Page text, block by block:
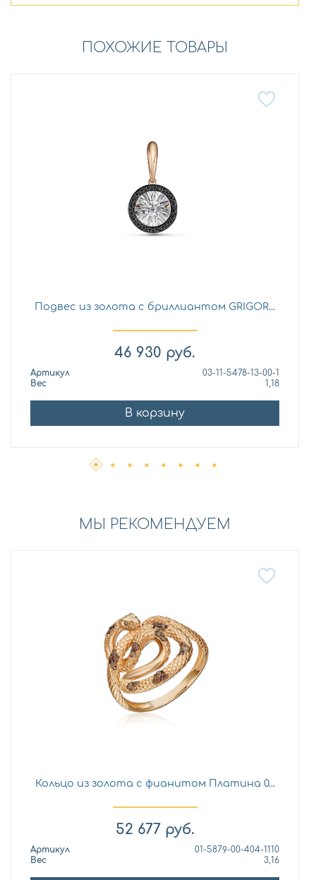
ПОХОЖИЕ ТОВАРЫ
Подвес из золота с бриллиантом GRIGOR...
46 930 руб.
Артикул
03-11-5478-13-00-1
Вес
1,18
В корзину
МЫ РЕКОМЕНДУЕМ
Кольцо из золота с фианитом Платина 0...
52 677 руб.
Артикул
01-5879-00-404-1110
Вес
3,16